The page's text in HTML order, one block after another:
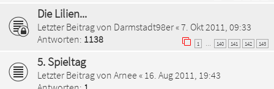
Die Lilien...
Letzter Beitrag von Darmstadt98er«7. Okt 2011, 09:33
Antworten: 1138 1 … 140 141 142 143
5. Spieltag
Letzter Beitrag von Arnee « 16. Aug 2011, 19:43